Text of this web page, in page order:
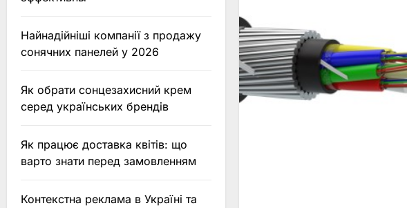
Найнадійніші компанії з продажу
сонячних панелей у 2026
Як обрати сонцезахисний крем
серед українських брендів
Як працює доставка квітів: що
варто знати перед замовленням
Контекстна реклама в Україні та